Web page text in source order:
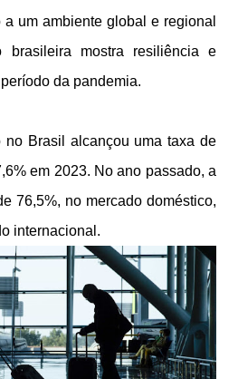
um ambiente global e regional
brasileira mostra resiliência e
da pandemia.
no Brasil alcançou uma taxa de
em 2023. No ano passado, a
76,5%, no mercado doméstico,
internacional.